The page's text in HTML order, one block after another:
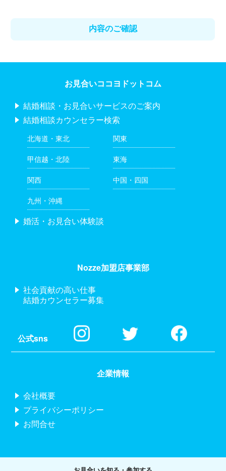
お見合いココヨドットコム
結婚相談・お見合いサービスのご案内
結婚相談カウンセラー検索
北海道・東北 関東
甲信越・北陸 東海
関西 中国・四国
九州・沖縄
婚活・お見合い体験談
Nozze加盟店事業部
社会貢献の高い仕事
結婚カウンセラー募集
公式sns
企業情報
会社概要
プライバシーポリシー
お問合せ